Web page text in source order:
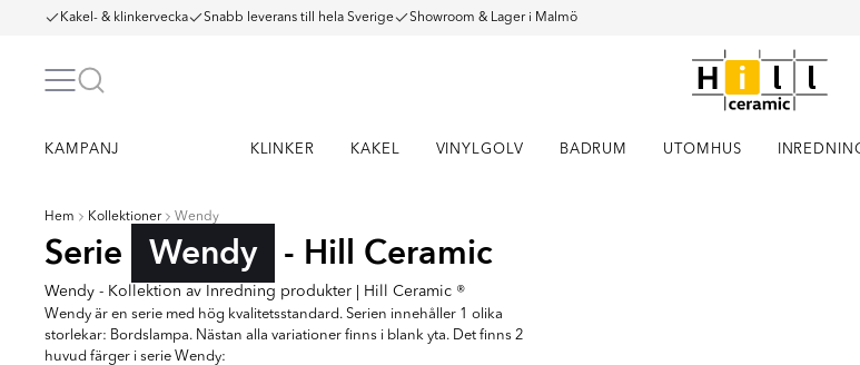
Kakel- & klinkervecka Snabb leverans till hela Sverige Showroom & Lager i Malmö
KAMPANJ KLINKER KAKEL VINYLGOLV BADRUM UTOMHUS
Hem Kollektioner Wendy
Serie Wendy - Hill Ceramic
Wendy - Kollektion av Inredning produkter | Hill Ceramic ®
Wendy är en serie med hög kvalitetsstandard. Serien innehåller 1 olika
storlekar: Bordslampa. Nästan alla variationer finns i blank yta. Det finns 2
huvud färger i serie Wendy: